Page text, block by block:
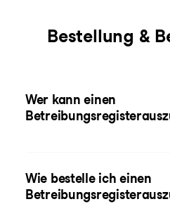
Bestellung &
Wer kann einen
Wie bestelle ich einen